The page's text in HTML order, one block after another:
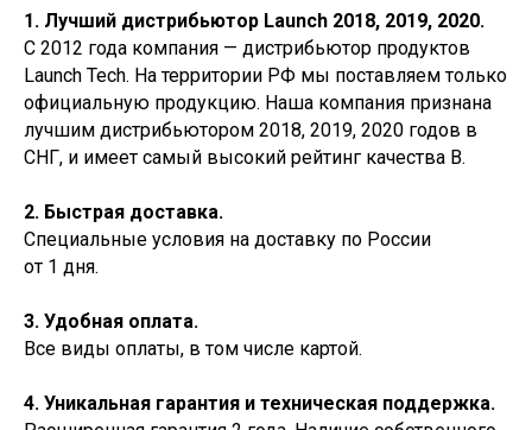
1. Лучший дистрибьютор Launch 2018, 2019, 2020.
С 2012 года компания — дистрибьютор продуктов
Launch Tech. На территории РФ мы поставляем только
официальную продукцию. Наша компания признана
лучшим дистрибьютором 2018, 2019, 2020 годов в
СНГ, и имеет самый высокий рейтинг качества B.
2. Быстрая доставка.
Специальные условия на доставку по России
от 1 дня.
3. Удобная оплата.
Все виды оплаты, в том числе картой.
4. Уникальная гарантия и техническая поддержка.